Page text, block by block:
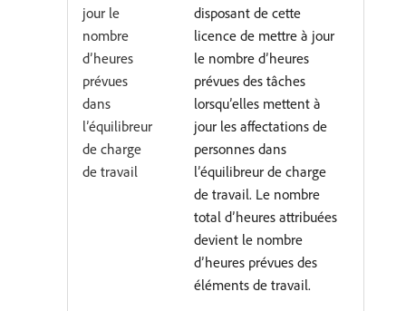
jour le
nombre
d’heures
prévues
dans
l’équilibreur
de charge
de travail
disposant de cette
licence de mettre à jour
le nombre d’heures
prévues des tâches
lorsqu’elles mettent à
jour les affectations de
personnes dans
l’équilibreur de charge
de travail. Le nombre
total d’heures attribuées
devient le nombre
d’heures prévues des
éléments de travail.